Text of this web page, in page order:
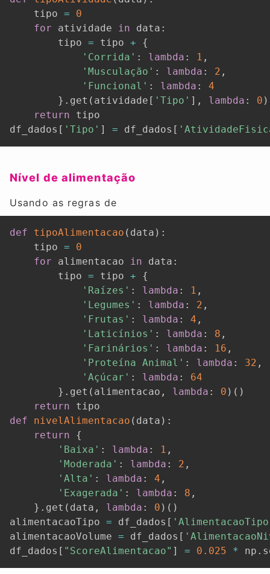
    tipo
=
0
for atividade in data :
        tipo
= tipo +
{
'Corrida' : lambda : 1 ,
'Musculação' : lambda : 2 ,
'Funcional' : lambda :
4
} . get ( atividade [ 'Tipo' ] , lambda : 0 )
return tipo
df_dados [ 'Tipo' ] = df_dados [
Nível de alimentação
Usando as regras de
def tipoAlimentacao ( data ) :
    tipo
=
0
for alimentacao in data :
        tipo
= tipo +
{
'Raízes' : lambda : 1 ,
'Legumes' : lambda : 2 ,
'Frutas' : lambda : 4 ,
'Laticínios' : lambda : 8 ,
'Farinários' : lambda : 16 ,
'Proteína Animal' : lambda : 32 ,
'Açúcar' : lambda :
64
} . get ( alimentacao , lambda : 0 ) ( )
return
def
nivelAlimentacao ( data ) :
return
{
'Baixa' : lambda : 1 ,
'Moderada' : lambda : 2 ,
'Alta' : lambda : 4 ,
'Exagerada' : lambda : 8 ,
} . get ( data , lambda : 0 ) ( )
alimentacaoTipo = df_dados [
alimentacaoVolume = df_dados [
df_dados [ "ScoreAlimentacao" ] = 0.025 * np .